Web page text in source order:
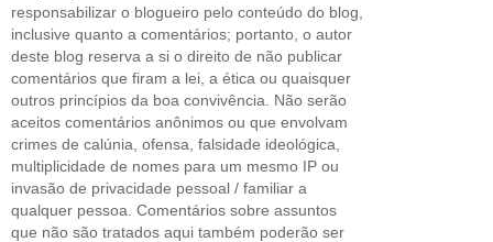
responsabilizar o blogueiro pelo conteúdo do blog,
inclusive quanto a comentários; portanto, o autor
deste blog reserva a si o direito de não publicar
comentários que firam a lei, a ética ou quaisquer
outros princípios da boa convivência. Não serão
aceitos comentários anônimos ou que envolvam
crimes de calúnia, ofensa, falsidade ideológica,
multiplicidade de nomes para um mesmo IP ou
invasão de privacidade pessoal / familiar a
qualquer pessoa. Comentários sobre assuntos
que não são tratados aqui também poderão ser